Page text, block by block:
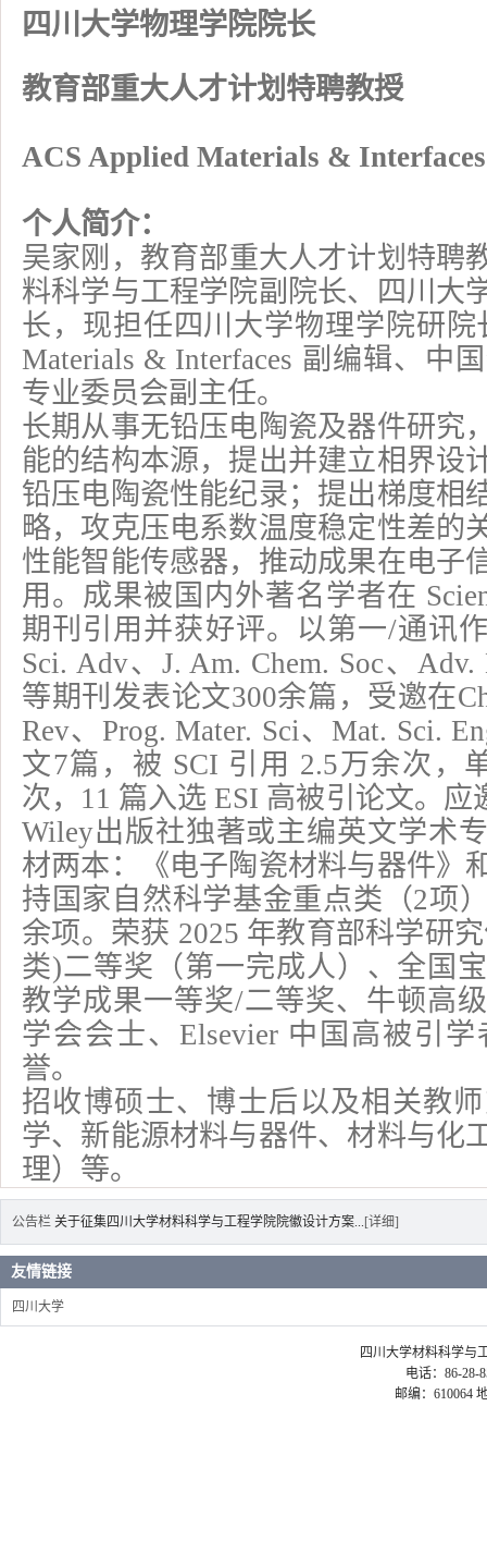
四川大学物理学院院长
教育部重大人才计划特聘教授
ACS Applied Materials &
个人简介：
吴家刚，‌教育部重大人才计划特聘
料科学与工程学院副院长、四川大
长，现担任四川大学物理学院研院
Materials & Interfaces 副编辑、中
专业委员会副主任。
长期从事无铅压电陶瓷及器件研究
能的结构本源，提出并建立相界设
铅压电陶瓷性能纪录；提出梯度相
略，攻克压电系数温度稳定性差的
性能智能传感器，推动成果在电子
用。成果被国内外著名学者在
期刊引用并获好评。以第一/通讯
Sci. Adv、J. Am. Chem. Soc、Adv.
等期刊发表论文300余篇，受邀在
Rev、Prog. Mater. Sci、Mat. Sci.
文7篇，被 SCI 引用 2.5万余次，
次，11 篇入选 ESI 高被引论文。应
Wiley出版社独著或主编英文学术
材两本：《电子陶瓷材料与器件》
持国家自然科学基金重点类（2项
余项。荣获 2025 年教育部科学研
类)二等奖（第一完成人）、全国
教学成果一等奖/二等奖、牛顿高
学会会士、Elsevier 中国高被引
誉。
招收博硕士、博士后以及相关教
学、新能源材料与器件、材料与化
理）等。
公告栏 关于征集四川大学材料科学与工程学院院徽设计方案... [详细]
友情链接
四川大学
四川大学材料科学与
电话：86-28-
邮编：610064